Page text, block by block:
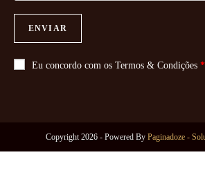
ENVIAR
Eu concordo com os Termos & Condições *
Copyright 2026 - Powered By Paginadoze -